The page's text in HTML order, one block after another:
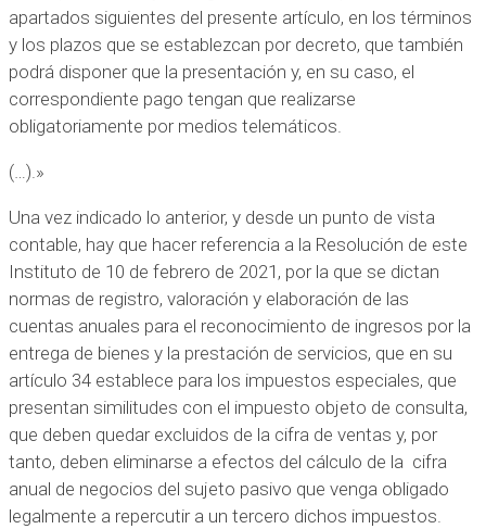
apartados siguientes del presente artículo, en los términos
y los plazos que se establezcan por decreto, que también
podrá disponer que la presentación y, en su caso, el
correspondiente pago tengan que realizarse
obligatoriamente por medios telemáticos.
(…).»
Una vez indicado lo anterior, y desde un punto de vista
contable, hay que hacer referencia a la Resolución de este
Instituto de 10 de febrero de 2021, por la que se dictan
normas de registro, valoración y elaboración de las
cuentas anuales para el reconocimiento de ingresos por la
entrega de bienes y la prestación de servicios, que en su
artículo 34 establece para los impuestos especiales, que
presentan similitudes con el impuesto objeto de consulta,
que deben quedar excluidos de la cifra de ventas y, por
tanto, deben eliminarse a efectos del cálculo de la cifra
anual de negocios del sujeto pasivo que venga obligado
legalmente a repercutir a un tercero dichos impuestos.